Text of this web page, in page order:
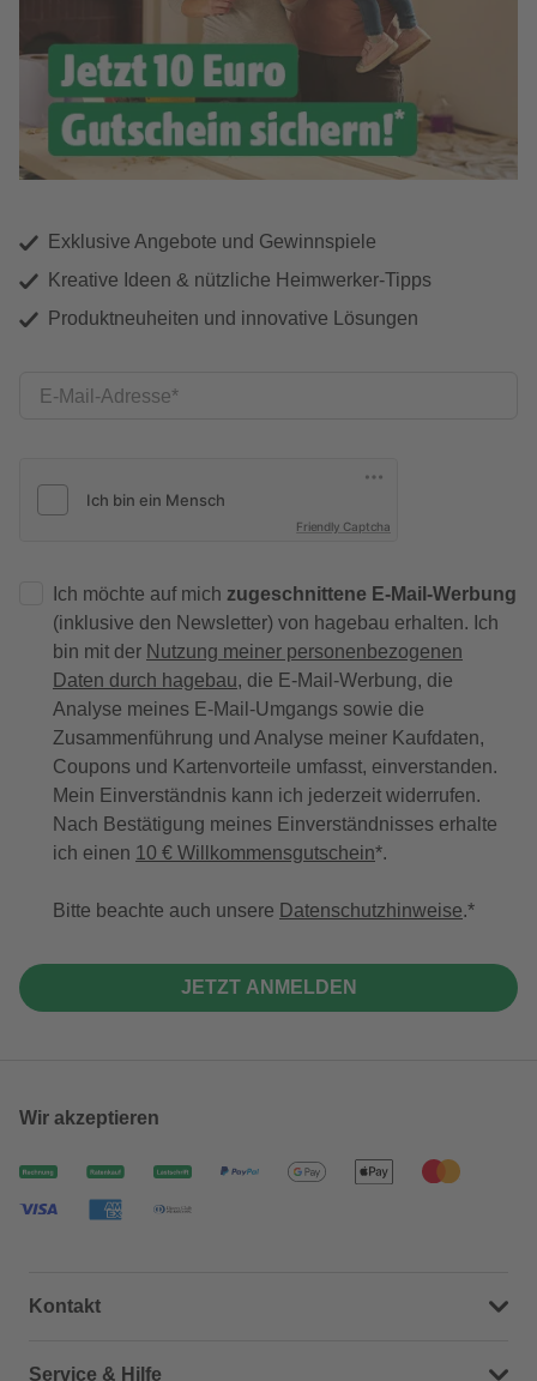
Exklusive Angebote und Gewinnspiele
Kreative Ideen & nützliche Heimwerker-Tipps
Produktneuheiten und innovative Lösungen
E-Mail-Adresse
Friendly Captcha
Ich möchte auf mich zugeschnittene E-Mail-Werbung
(inklusive den Newsletter) von hagebau erhalten. Ich
bin mit der Nutzung meiner personenbezogenen
Daten durch hagebau, die E-Mail-Werbung, die
Analyse meines E-Mail-Umgangs sowie die
Zusammenführung und Analyse meiner Kaufdaten,
Coupons und Kartenvorteile umfasst, einverstanden.
Mein Einverständnis kann ich jederzeit widerrufen.
Nach Bestätigung meines Einverständnisses erhalte
ich einen 10 € Willkommensgutschein*.
Bitte beachte auch unsere Datenschutzhinweise.
JETZT ANMELDEN
Wir akzeptieren
Kontakt
Dein Kontakt zu uns
Service & Hilfe